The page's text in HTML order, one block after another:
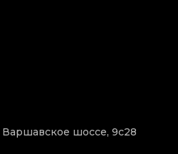
Варшавское шоссе, 9с28